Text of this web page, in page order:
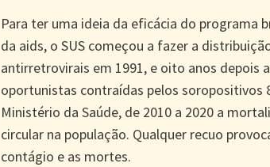
Para ter uma ideia da eficácia do programa
da aids, o SUS começou a fazer a
antirretrovirais em 1991, e oito anos depois
oportunistas contraídas pelos
Ministério da Saúde, de 2010 a 2020 a
circular na população. Qualquer recuo
contágio e as mortes.